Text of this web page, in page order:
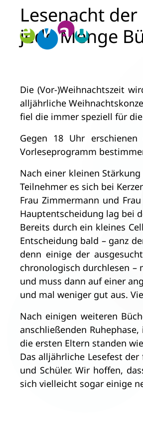
Zum
Inhalt
springen
Lesenacht
jede Menge
Die (Vor-)Weihnachtszeit
alljährliche
fiel die immer speziell für
Gegen 18 Uhr
Vorleseprogramm
Nach einer kleinen
Teilnehmer es sich bei
Frau Zimmermann und
Hauptentscheidung lag bei
Bereits durch ein kleines
Entscheidung bald – ganz
denn einige der
chronologisch durchlesen –
und muss dann auf einer
und mal weniger gut aus.
Nach einigen weiteren
anschließenden
die ersten Eltern standen
Das alljährliche Lesefest
und Schüler. Wir hoffen,
sich vielleicht sogar einige